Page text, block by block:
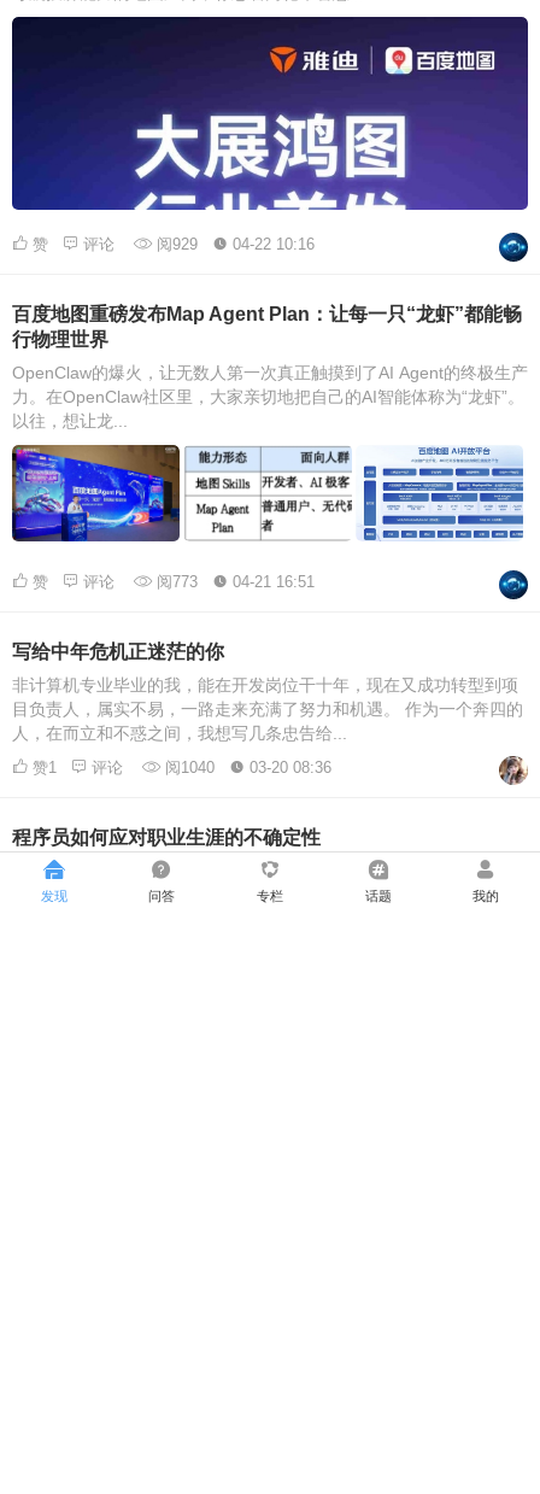
赞 评论 阅929 04-22 10:16
百度地图重磅发布Map Agent Plan：让每一只“龙虾”都能畅
行物理世界
OpenClaw的爆火，让无数人第一次真正触摸到了AI Agent的终极生产
力。在OpenClaw社区里，大家亲切地把自己的AI智能体称为“龙虾”。
以往，想让龙...
赞 评论 阅773 04-21 16:51
写给中年危机正迷茫的你
非计算机专业毕业的我，能在开发岗位干十年，现在又成功转型到项
目负责人，属实不易，一路走来充满了努力和机遇。 作为一个奔四的
人，在而立和不惑之间，我想写几条忠告给...
赞1 评论 阅1040 03-20 08:36
程序员如何应对职业生涯的不确定性
引言 前两天在沸点里发起了一个讨论，面对职业生涯的担忧，出现最
多的问题是 失业了怎么办 失业了去做什么 还有不少类似的问题：比
发现 问答 专栏 话题 我的